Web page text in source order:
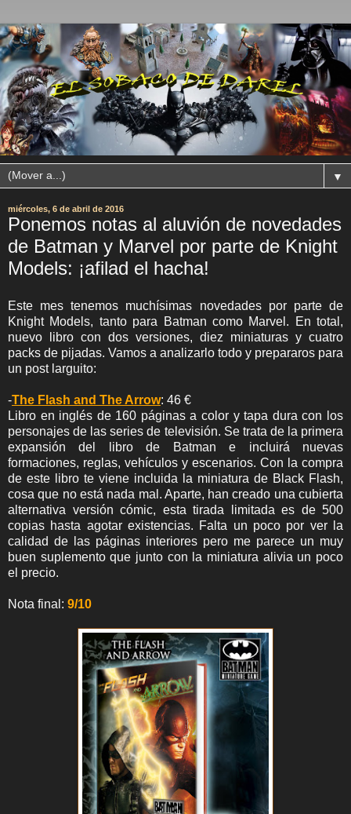
▼
miércoles, 6 de abril de 2016
Ponemos notas al aluvión de novedades
de Batman y Marvel por parte de Knight
Models: ¡afilad el hacha!
Este mes tenemos muchísimas novedades por parte de
Knight Models, tanto para Batman como Marvel. En total,
nuevo libro con dos versiones, diez miniaturas y cuatro
packs de pijadas. Vamos a analizarlo todo y prepararos para
un post larguito:
-The Flash and The Arrow: 46 €
Libro en inglés de 160 páginas a color y tapa dura con los
personajes de las series de televisión. Se trata de la primera
expansión del libro de Batman e incluirá nuevas
formaciones, reglas, vehículos y escenarios. Con la compra
de este libro te viene incluida la miniatura de Black Flash,
cosa que no está nada mal. Aparte, han creado una cubierta
alternativa versión cómic, esta tirada limitada es de 500
copias hasta agotar existencias. Falta un poco por ver la
calidad de las páginas interiores pero me parece un muy
buen suplemento que junto con la miniatura alivia un poco
el precio.
Nota final: 9/10